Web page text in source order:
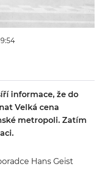
informace, že do
Velká cena
metropoli. Zatím
Hans Geist